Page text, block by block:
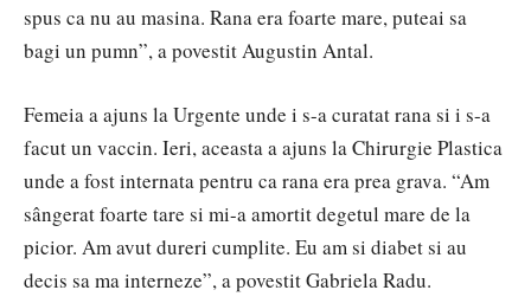
spus ca nu au masina. Rana era foarte mare, puteai sa
bagi un pumn”, a povestit Augustin Antal.
Femeia a ajuns la Urgente unde i s-a curatat rana si i s-a
facut un vaccin. Ieri, aceasta a ajuns la Chirurgie Plastica
unde a fost internata pentru ca rana era prea grava. “Am
sângerat foarte tare si mi-a amortit degetul mare de la
picior. Am avut dureri cumplite. Eu am si diabet si au
decis sa ma interneze”, a povestit Gabriela Radu.